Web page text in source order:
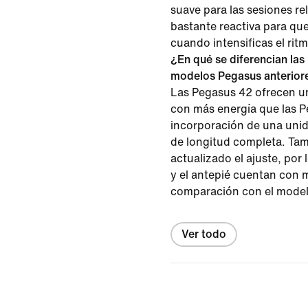
suave para las sesiones
bastante reactiva para
cuando intensificas el
¿En qué se diferencian
modelos Pegasus
Las Pegasus 42 ofrecen
con más energía que las
incorporación de una
de longitud completa.
actualizado el ajuste, por
y el antepié cuentan con
comparación con el
Ver todo